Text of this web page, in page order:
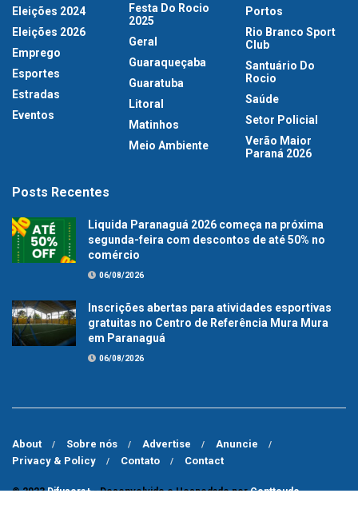
Eleições 2024
Eleições 2026
Emprego
Esportes
Estradas
Eventos
Festa Do Rocio
2025
Geral
Guaraqueçaba
Guaratuba
Litoral
Matinhos
Meio Ambiente
Portos
Rio Branco Sport
Club
Santuário Do
Rocio
Saúde
Setor Policial
Verão Maior
Paraná 2026
Posts Recentes
Liquida Paranaguá 2026 começa na próxima
segunda-feira com descontos de até 50% no
comércio
06/08/2026
Inscrições abertas para atividades esportivas
gratuitas no Centro de Referência Mura Mura
em Paranaguá
06/08/2026
About Sobre nós Advertise
Anuncie
Privacy & Policy
Contato Contact
© 2023Difusora+- Desenvolvido e Hospedado porContteudo.